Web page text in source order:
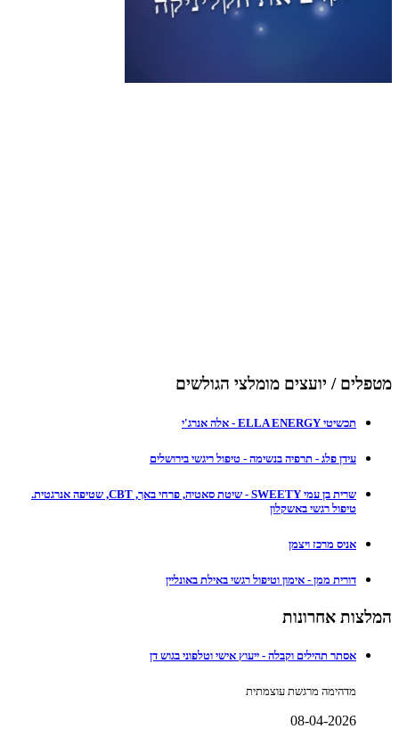
מטפלים / יועצים מומלצי הגולשים
תכשיטי ELLA ENERGY - אלה אנרג'י
עידן פלג - תרפיה בנשימה - טיפול ריגשי בירושלים
שרית בן עמי SWEETY - שיטת סאטיה, פרחי באך, CBT, שטיפה אנרגטית.
טיפול רגשי באשקלון
אניס מרכז ויצמן
דורית ממן - אימון וטיפול רגשי באילת באונליין
המלצות אחרונות
אסתר תהילים וקבלה - ייעוץ אישי וטלפוני בגוש דן
מדהימה מרגשת עוצמתית
08-04-2026